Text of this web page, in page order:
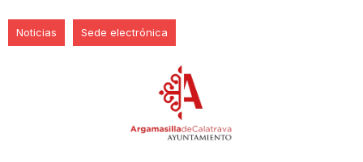
Noticias Sede electrónica